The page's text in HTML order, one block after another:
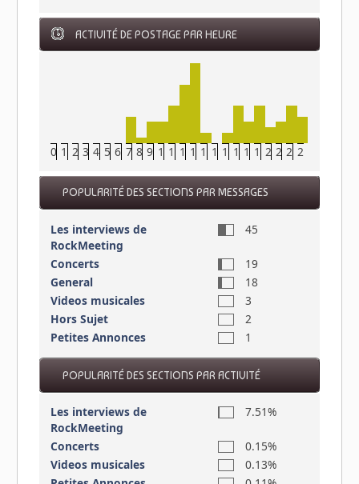
ACTIVITÉ DE POSTAGE PAR HEURE
0 1 2 3 4 5 6 7 8 9 1011121314151617181920212223
POPULARITÉ DES SECTIONS PAR MESSAGES
Les interviews de
RockMeeting
45
Concerts
19
General
18
Videos musicales
3
Hors Sujet
2
Petites Annonces
1
POPULARITÉ DES SECTIONS PAR ACTIVITÉ
Les interviews de
RockMeeting
7.51%
Concerts
0.15%
Videos musicales
0.13%